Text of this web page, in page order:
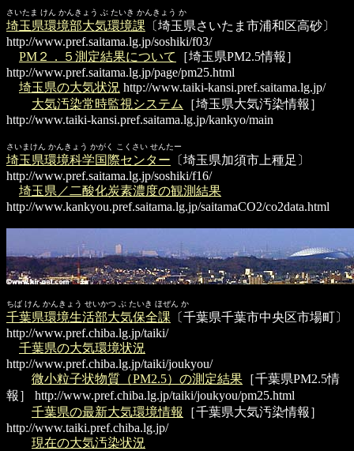
さいたま けん かんきょう ぶ たいき かんきょう か
埼玉県環境部大気環境課 〔埼玉県さいたま市浦和区高砂〕
http://www.pref.saitama.lg.jp/soshiki/f03/
PM２．５測定結果について
［埼玉県PM2.5情報］
http://www.pref.saitama.lg.jp/page/pm25.html
埼玉県の大気状況 http://www.taiki-kansi.pref.saitama.lg.jp/
大気汚染常時監視システム
［埼玉県大気汚染情報］
http://www.taiki-kansi.pref.saitama.lg.jp/kankyo/main
さいまけん かんきょう かがく こくさい せんたー
埼玉県環境科学国際センター 〔埼玉県加須市上種足〕
http://www.pref.saitama.lg.jp/soshiki/f16/
埼玉県／二酸化炭素濃度の観測結果
http://www.kankyou.pref.saitama.lg.jp/saitamaCO2/co2data.html
ちば けん かんきょう せいかつ ぶ たいき ほぜん か
千葉県環境生活部大気保全課 〔千葉県千葉市中央区市場町〕
http://www.pref.chiba.lg.jp/taiki/
千葉県の大気環境状況
http://www.pref.chiba.lg.jp/taiki/joukyou/
微小粒子状物質（PM2.5）の測定結果 ［千葉県PM2.5情
報］
http://www.pref.chiba.lg.jp/taiki/joukyou/pm25.html
千葉県の最新大気環境情報
［千葉県大気汚染情報］
http://www.taiki.pref.chiba.lg.jp/
現在の大気汚染状況